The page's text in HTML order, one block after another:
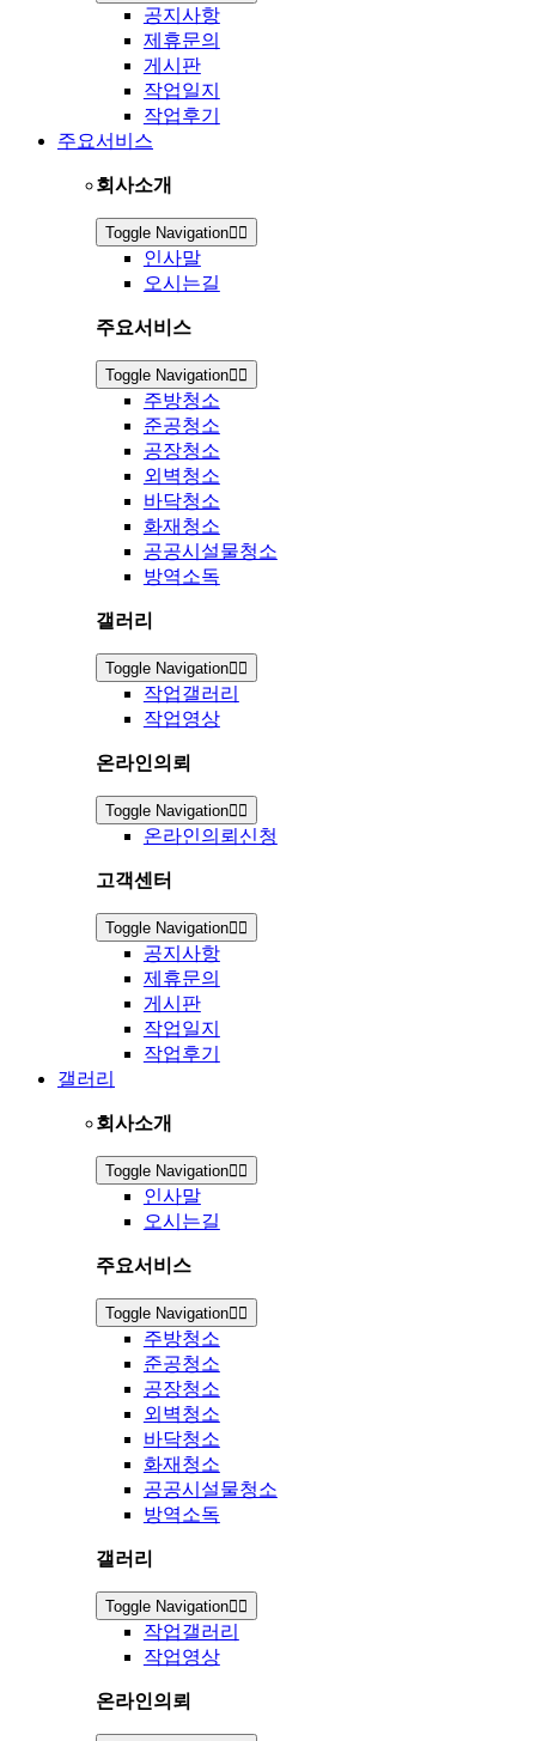
공지사항
제휴문의
게시판
작업일지
작업후기
주요서비스
회사소개
Toggle Navigation
인사말
오시는길
주요서비스
Toggle Navigation
주방청소
준공청소
공장청소
외벽청소
바닥청소
화재청소
공공시설물청소
방역소독
갤러리
Toggle Navigation
작업갤러리
작업영상
온라인의뢰
Toggle Navigation
온라인의뢰신청
고객센터
Toggle Navigation
공지사항
제휴문의
게시판
작업일지
작업후기
갤러리
회사소개
Toggle Navigation
인사말
오시는길
주요서비스
Toggle Navigation
주방청소
준공청소
공장청소
외벽청소
바닥청소
화재청소
공공시설물청소
방역소독
갤러리
Toggle Navigation
작업갤러리
작업영상
온라인의뢰